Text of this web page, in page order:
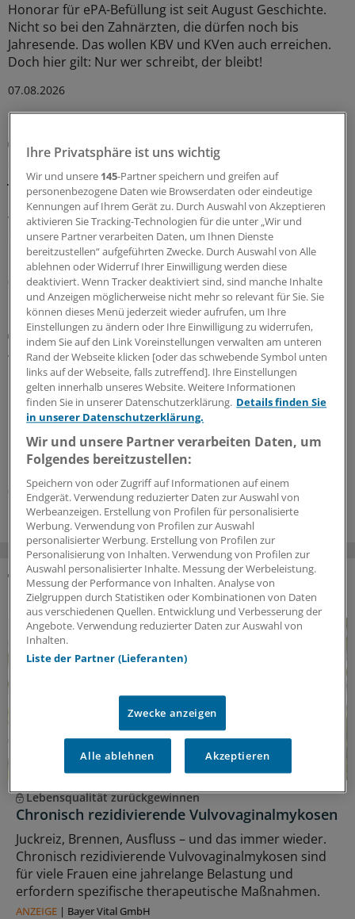
Honorar für ePA-Befüllung ist seit August Geschichte.
Nicht so bei den Zahnärzten, die dürfen noch bis
Jahresende. Das wollen KBV und KVen auch erreichen.
Doch hier gilt: Nur wer schreibt, der bleibt!
07.08.2026
Sparliste der KBV: So hoch könnten die Verluste
jeder Praxis sein
Die Kassenärztliche Bundesvereinigung hat eine Liste
vorgelegt, in der sie die möglichen finanziellen Folgen
des GKV-Spargesetzes pro Ärztin bzw. Arzt auflistet. Die
Unterschiede zwischen Haus- und Fachärzten sind groß.
05.08.2026
Zentrale Änderungen im Überblick
Aktualisierter GOÄ-Entwurf: Neue Leistungen,
Umbewertungen und Bürokratieabbau
Bundesärztekammer und PKV-Verband haben dem
Bundesgesundheitsministerium den Entwurf einer
GOÄneu vorgelegt. Er nimmt innovative medizinische
Leistungen auf – und bewertet einige andere um. Ein
Überblick mit Beispielen dazu, was sich ändern soll.
05.08.2026
DAS KÖNNTE SIE AUCH INTERESSIEREN
Lebensqualität zurückgewinnen
Chronisch rezidivierende Vulvovaginalmykosen
Juckreiz, Brennen, Ausfluss – und das immer wieder.
Chronisch rezidivierende Vulvovaginalmykosen sind
für viele Frauen eine jahrelange Belastung und
erfordern spezifische therapeutische Maßnahmen.
ANZEIGE | Bayer Vital GmbH
Ihre Privatsphäre ist uns wichtig
Wir und unsere 145-Partner speichern und greifen auf
personenbezogene Daten wie Browserdaten oder eindeutige
Kennungen auf Ihrem Gerät zu. Durch Auswahl von Akzeptieren
aktivieren Sie Tracking-Technologien für die unter „Wir und
unsere Partner verarbeiten Daten, um Ihnen Dienste
bereitzustellen“ aufgeführten Zwecke. Durch Auswahl von Alle
ablehnen oder Widerruf Ihrer Einwilligung werden diese
deaktiviert. Wenn Tracker deaktiviert sind, sind manche Inhalte
und Anzeigen möglicherweise nicht mehr so relevant für Sie. Sie
können dieses Menü jederzeit wieder aufrufen, um Ihre
Einstellungen zu ändern oder Ihre Einwilligung zu widerrufen,
indem Sie auf den Link Voreinstellungen verwalten am unteren
Rand der Webseite klicken [oder das schwebende Symbol unten
links auf der Webseite, falls zutreffend]. Ihre Einstellungen
gelten innerhalb unseres Website. Weitere Informationen
finden Sie in unserer Datenschutzerklärung. Details finden Sie
in unserer Datenschutzerklärung.
Wir und unsere Partner verarbeiten Daten, um
Folgendes bereitzustellen:
Speichern von oder Zugriff auf Informationen auf einem
Endgerät. Verwendung reduzierter Daten zur Auswahl von
Werbeanzeigen. Erstellung von Profilen für personalisierte
Werbung. Verwendung von Profilen zur Auswahl
personalisierter Werbung. Erstellung von Profilen zur
Personalisierung von Inhalten. Verwendung von Profilen zur
Auswahl personalisierter Inhalte. Messung der Werbeleistung.
Messung der Performance von Inhalten. Analyse von
Zielgruppen durch Statistiken oder Kombinationen von Daten
aus verschiedenen Quellen. Entwicklung und Verbesserung der
Angebote. Verwendung reduzierter Daten zur Auswahl von
Inhalten.
Liste der Partner (Lieferanten)
Zwecke anzeigen
Alle ablehnen Akzeptieren